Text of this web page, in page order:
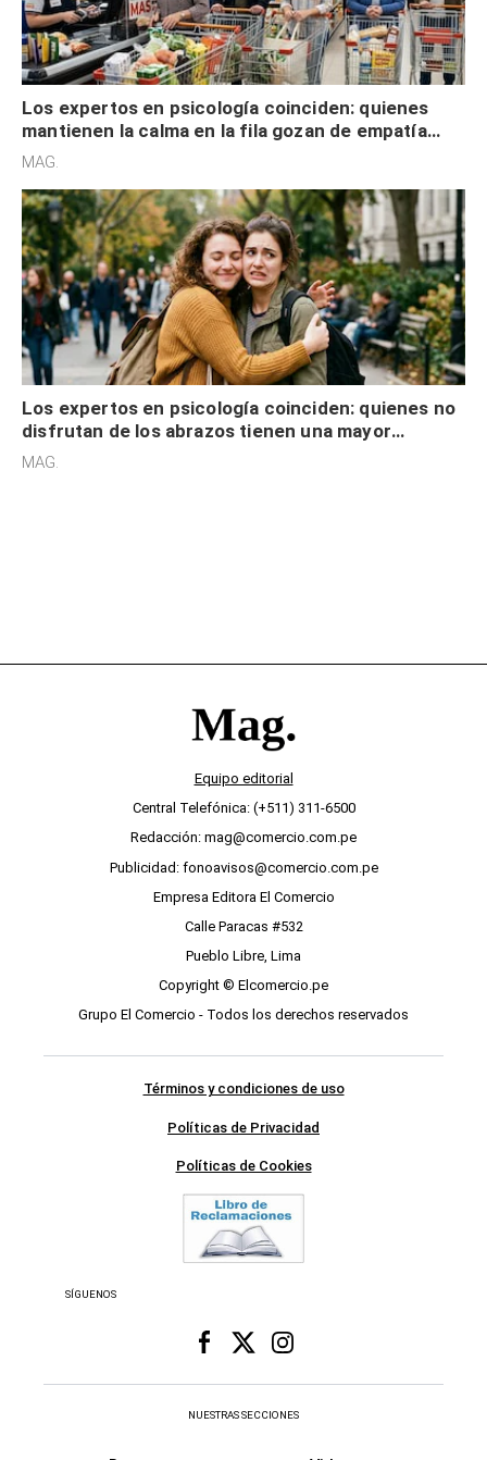
Los expertos en psicología coinciden: quienes
mantienen la calma en la fila gozan de empatía
cognitiva, gratitud y no solo tienen autocontrol
MAG.
Los expertos en psicología coinciden: quienes no
disfrutan de los abrazos tienen una mayor
sensibilidad a los estímulos físicos y no es por
MAG.
Equipo editorial
Central Telefónica: (+511) 311-6500
Redacción: mag@comercio.com.pe
Publicidad: fonoavisos@comercio.com.pe
Empresa Editora El Comercio
Calle Paracas #532
Pueblo Libre, Lima
Copyright © Elcomercio.pe
Grupo El Comercio - Todos los derechos reservados
Términos y condiciones de uso
Políticas de Privacidad
Políticas de Cookies
SÍGUENOS
NUESTRAS SECCIONES